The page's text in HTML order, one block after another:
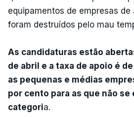
equipamentos de empresas
foram destruídos pelo mau
As candidaturas estão
de abril e a taxa de apoio é
as pequenas e médias
por cento para as que não se
categoria.